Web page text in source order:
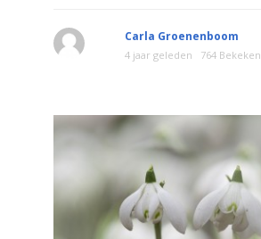
Carla Groenenboom
4 jaar geleden 764 Bekeken